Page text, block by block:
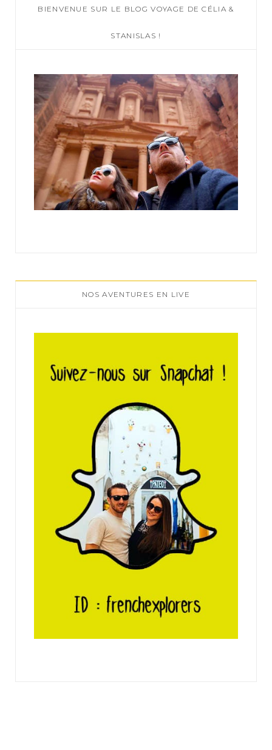
h
:
BIENVENUE SUR LE BLOG VOYAGE DE CÉLIA &
STANISLAS !
NOS AVENTURES EN LIVE